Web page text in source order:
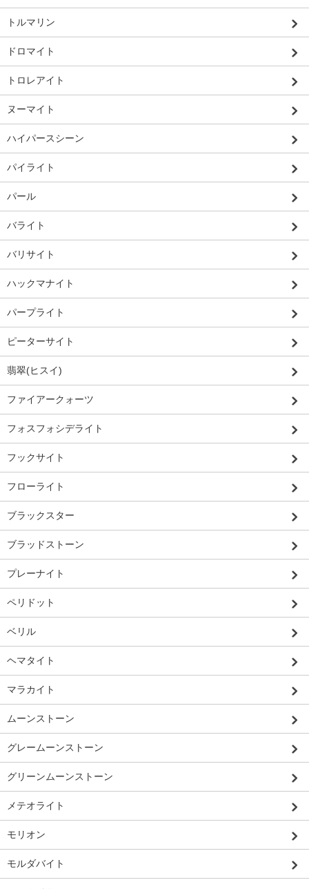
トルマリン
ドロマイト
トロレアイト
ヌーマイト
ハイパースシーン
パイライト
パール
バライト
バリサイト
ハックマナイト
パープライト
ピーターサイト
翡翠(ヒスイ)
ファイアークォーツ
フォスフォシデライト
フックサイト
フローライト
ブラックスター
ブラッドストーン
プレーナイト
ペリドット
ベリル
ヘマタイト
マラカイト
ムーンストーン
グレームーンストーン
グリーンムーンストーン
メテオライト
モリオン
モルダバイト